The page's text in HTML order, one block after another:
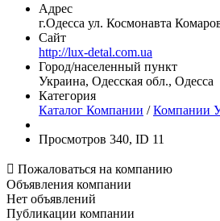
Адрес
г.Одесса ул. Космонавта
Сайт
http://lux-detal.com.ua
Город/населенный пункт
Украина, Одесская обл., Одесса
Категория
Каталог Компании /Компании
Просмотров 340, ID 11
 Пожаловаться на компанию
Объявления компании
Нет объявлений
Публикации компании